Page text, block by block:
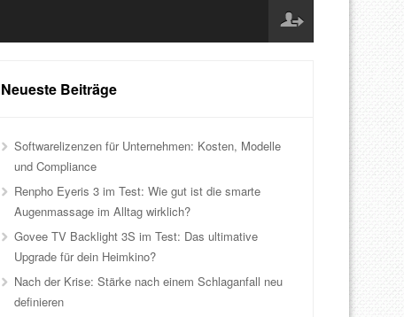
Neueste Beiträge
Softwarelizenzen für Unternehmen: Kosten, Modelle
und Compliance
Renpho Eyeris 3 im Test: Wie gut ist die smarte
Augenmassage im Alltag wirklich?
Govee TV Backlight 3S im Test: Das ultimative
Upgrade für dein Heimkino?
Nach der Krise: Stärke nach einem Schlaganfall neu
definieren